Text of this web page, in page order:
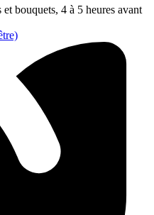
bouquets, 4 à 5 heures avant